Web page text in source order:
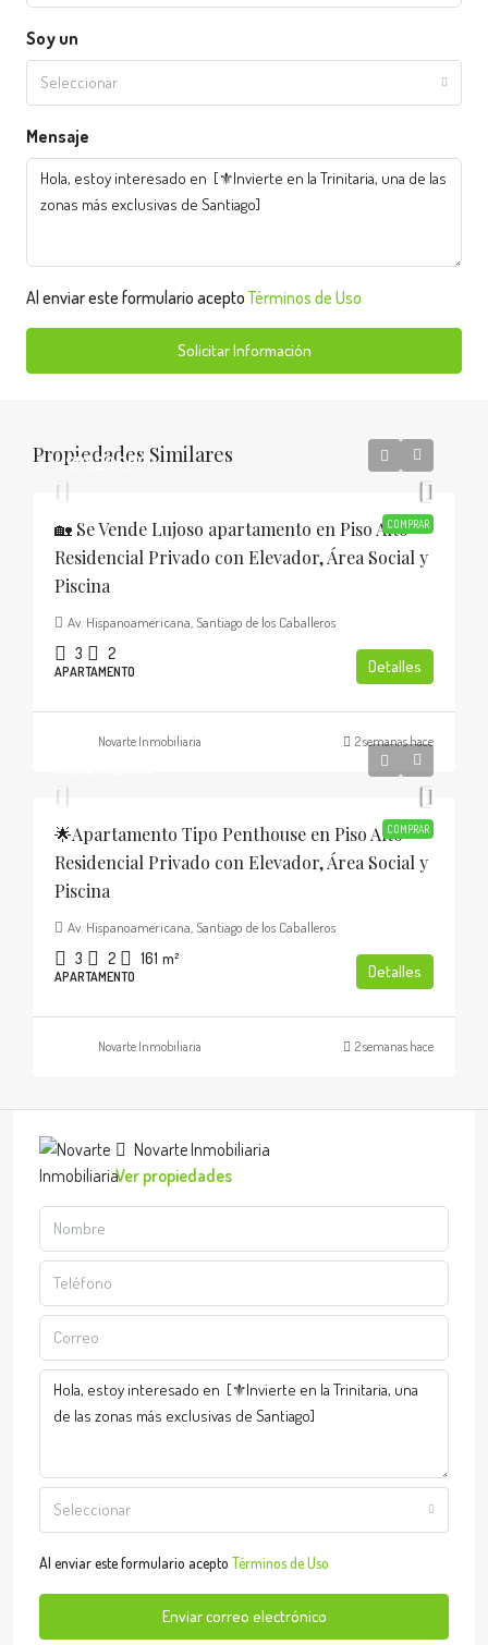
Soy un
Seleccionar
Mensaje
Al enviar este formulario aceptoTérminos de Uso
Solicitar Información
Propiedades Similares
COMPRAR
USD$205,000
🏡 Se Vende Lujoso apartamento en Piso Alto
Residencial Privado con Elevador, Área Social y
Piscina
Av. Hispanoamericana, Santiago de los Caballeros
3 2
APARTAMENTO Detalles
Novarte Inmobiliaria 2 semanas hace
COMPRAR
🌟Apartamento Tipo Penthouse en Piso Alto
Residencial Privado con Elevador, Área Social y
Piscina
Av. Hispanoamericana, Santiago de los Caballeros
3 2 161 m²
APARTAMENTO Detalles
Novarte Inmobiliaria 2 semanas hace
Novarte Inmobiliaria
Ver propiedades
Seleccionar
Al enviar este formulario acepto Términos de Uso
Enviar correo electrónico